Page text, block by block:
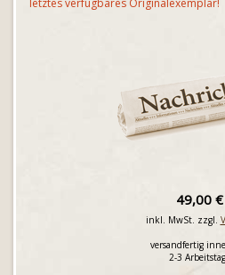
letztes verfügbares Originalexemplar!
49,00 €
inkl. MwSt. zzgl.
versandfertig
2-3